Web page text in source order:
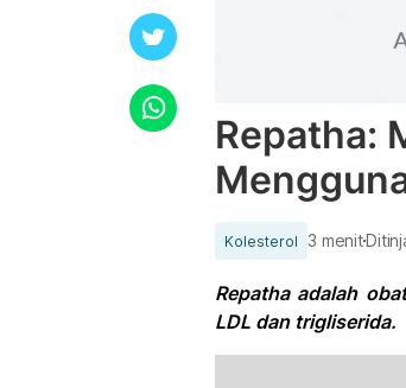
Repatha:
Kolesterol 3 menit
Repatha adalah
LDL dan trigliserida.